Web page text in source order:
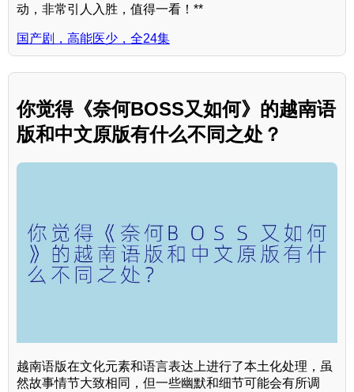
动，非常引人入胜，值得一看！**
国产剧，高能医少，全24集
你觉得《奈何BOSS又如何》的越南语
版和中文原版有什么不同之处？
越南语版在文化元素和语言表达上进行了本土化处理，虽
然故事情节大致相同，但一些幽默和细节可能会有所调